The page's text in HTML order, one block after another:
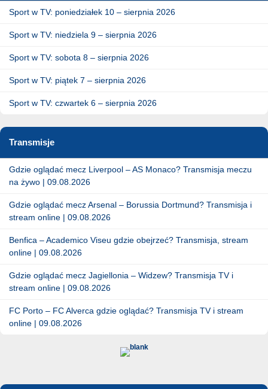
Sport w TV: poniedziałek 10 – sierpnia 2026
Sport w TV: niedziela 9 – sierpnia 2026
Sport w TV: sobota 8 – sierpnia 2026
Sport w TV: piątek 7 – sierpnia 2026
Sport w TV: czwartek 6 – sierpnia 2026
Transmisje
Gdzie oglądać mecz Liverpool – AS Monaco? Transmisja meczu
na żywo | 09.08.2026
Gdzie oglądać mecz Arsenal – Borussia Dortmund? Transmisja i
stream online | 09.08.2026
Benfica – Academico Viseu gdzie obejrzeć? Transmisja, stream
online | 09.08.2026
Gdzie oglądać mecz Jagiellonia – Widzew? Transmisja TV i
stream online | 09.08.2026
FC Porto – FC Alverca gdzie oglądać? Transmisja TV i stream
online | 09.08.2026